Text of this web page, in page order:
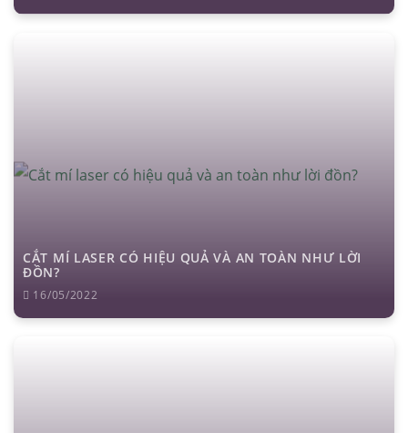
CẮT MÍ LASER CÓ HIỆU QUẢ VÀ AN TOÀN NHƯ LỜI
ĐỒN?
16/05/2022